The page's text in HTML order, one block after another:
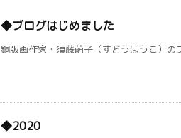
◆ブログはじめました
銅版画作家・須藤萌子（すどうほうこ）の
◆2020